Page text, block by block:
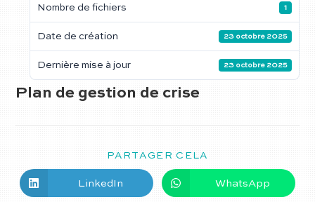
Nombre de fichiers 1
Date de création 23 octobre 2025
Dernière mise à jour 23 octobre 2025
Plan de gestion de crise
PARTAGER CELA
LinkedIn WhatsApp